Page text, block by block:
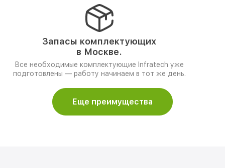
Запасы комплектующих
в Москве.
Все необходимые комплектующие Infratech уже
подготовлены — работу начинаем в тот же день.
Еще преимущества